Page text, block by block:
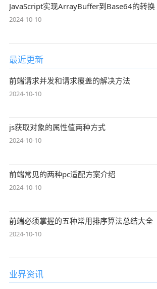
JavaScript实现ArrayBuffer到Base64的转换
2024-10-10
最近更新
前端请求并发和请求覆盖的解决方法
2024-10-10
js获取对象的属性值两种方式
2024-10-10
前端常见的两种pc适配方案介绍
2024-10-10
前端必须掌握的五种常用排序算法总结大全
2024-10-10
业界资讯